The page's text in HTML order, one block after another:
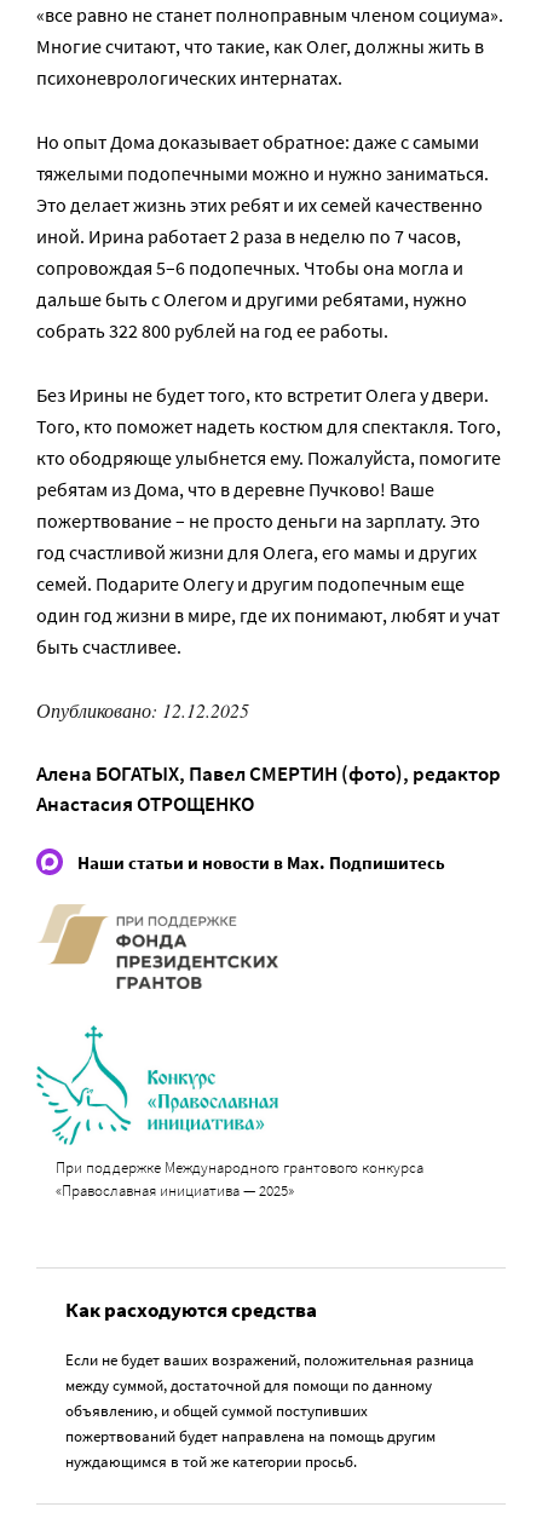
«все равно не станет полноправным членом социума».
Многие считают, что такие, как Олег, должны жить в
психоневрологических интернатах.
Но опыт Дома доказывает обратное: даже с самыми
тяжелыми подопечными можно и нужно заниматься.
Это делает жизнь этих ребят и их семей качественно
иной. Ирина работает 2 раза в неделю по 7 часов,
сопровождая 5–6 подопечных. Чтобы она могла и
дальше быть с Олегом и другими ребятами, нужно
собрать 322 800 рублей на год ее работы.
Без Ирины не будет того, кто встретит Олега у двери.
Того, кто поможет надеть костюм для спектакля. Того,
кто ободряюще улыбнется ему. Пожалуйста, помогите
ребятам из Дома, что в деревне Пучково! Ваше
пожертвование – не просто деньги на зарплату. Это
год счастливой жизни для Олега, его мамы и других
семей. Подарите Олегу и другим подопечным еще
один год жизни в мире, где их понимают, любят и учат
быть счастливее.
Опубликовано: 12.12.2025
Алена БОГАТЫХ, Павел СМЕРТИН (фото), редактор
Анастасия ОТРОЩЕНКО
Наши статьи и новости в Max. Подпишитесь
При поддержке Международного грантового конкурса
«Православная инициатива — 2025»
Как расходуются средства
Если не будет ваших возражений, положительная разница
между суммой, достаточной для помощи по данному
объявлению, и общей суммой поступивших
пожертвований будет направлена на помощь другим
нуждающимся в той же категории просьб.